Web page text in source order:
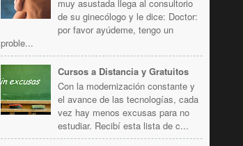
muy asustada llega al consultorio
de su ginecólogo y le dice: Doctor:
por favor ayúdeme, tengo un
proble...
Cursos a Distancia y Gratuitos
Con la modernización constante y
el avance de las tecnologías, cada
vez hay menos excusas para no
estudiar. Recibí esta lista de c...